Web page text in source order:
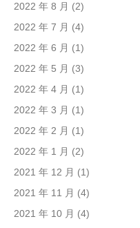
2022 年 8 月 (2)
2022 年 7 月 (4)
2022 年 6 月 (1)
2022 年 5 月 (3)
2022 年 4 月 (1)
2022 年 3 月 (1)
2022 年 2 月 (1)
2022 年 1 月 (2)
2021 年 12 月 (1)
2021 年 11 月 (4)
2021 年 10 月 (4)